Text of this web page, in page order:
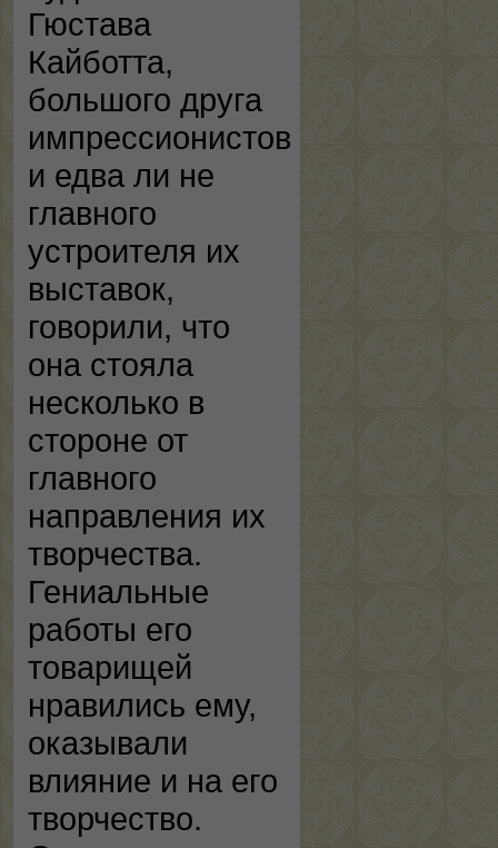
Гюстава
Кайботта,
большого друга
импрессионистов
и едва ли не
главного
устроителя их
выставок,
говорили, что
она стояла
несколько в
стороне от
главного
направления их
творчества.
Гениальные
работы его
товарищей
нравились ему,
оказывали
влияние и на его
творчество.